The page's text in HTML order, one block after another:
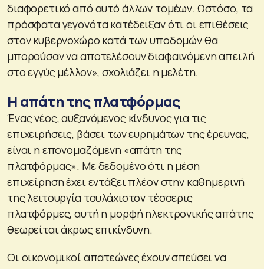
διαφορετικό από αυτό άλλων τομέων. Ωστόσο, τα
πρόσφατα γεγονότα κατέδειξαν ότι οι επιθέσεις
στον κυβερνοχώρο κατά των υποδομών θα
μπορούσαν να αποτελέσουν διαφαινόμενη απειλή
στο εγγύς μέλλον», σχολιάζει η μελέτη.
Η απάτη της πλατφόρμας
Ένας νέος, αυξανόμενος κίνδυνος για τις
επιχειρήσεις, βάσει των ευρημάτων της έρευνας,
είναι η επονομαζόμενη «απάτη της
πλατφόρμας». Με δεδομένο ότι η μέση
επιχείρηση έχει εντάξει πλέον στην καθημερινή
της λειτουργία τουλάχιστον τέσσερις
πλατφόρμες, αυτή η μορφή ηλεκτρονικής απάτης
θεωρείται άκρως επικίνδυνη.
Οι οικονομικοί απατεώνες έχουν σπεύσει να